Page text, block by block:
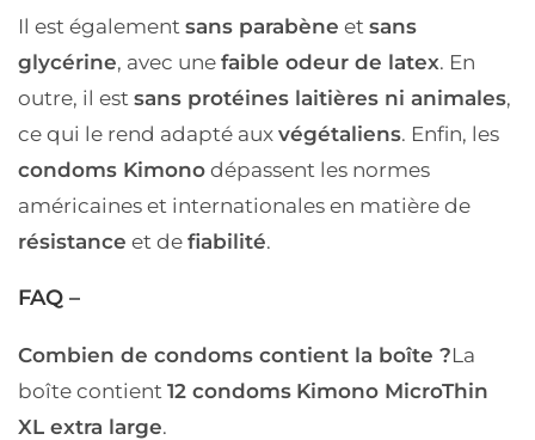
Il est également sans parabène et sans
glycérine, avec une faible odeur de latex. En
outre, il est sans protéines laitières ni animales,
ce qui le rend adapté aux végétaliens. Enfin, les
condoms Kimono dépassent les normes
américaines et internationales en matière de
résistance et de fiabilité.
FAQ –
Combien de condoms contient la boîte ?La
boîte contient 12 condoms Kimono MicroThin
XL extra large.